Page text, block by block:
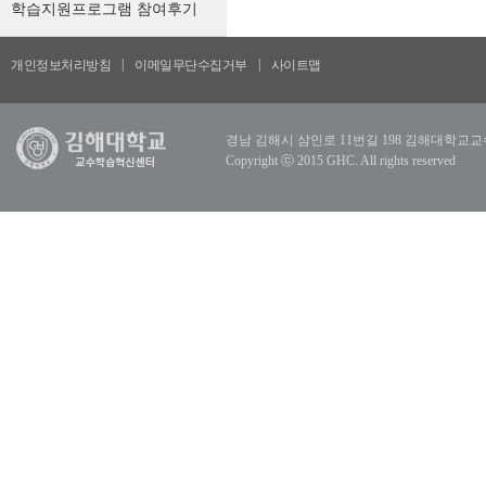
학습지원프로그램 참여후기
개인정보처리방침 이메일무단수집거부 사이트맵
경남 김해시 삼인로 11번길 198 김해대학교교
Copyright ⓒ 2015 GHC. All rights reserved